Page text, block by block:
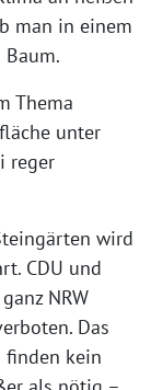
man in einem
Thema
unter
reger
wird
CDU und
NRW
Das
finden kein